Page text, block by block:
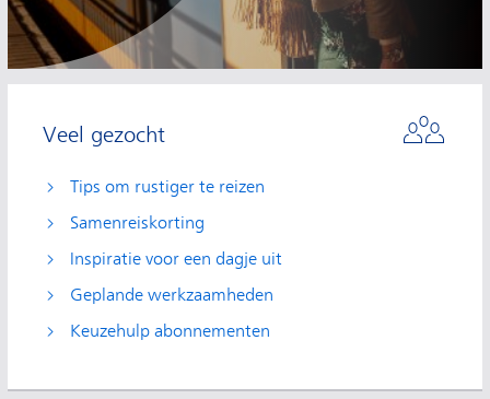
Veel gezocht
Tips om rustiger te reizen
Samenreiskorting
Inspiratie voor een dagje uit
Geplande werkzaamheden
Keuzehulp abonnementen